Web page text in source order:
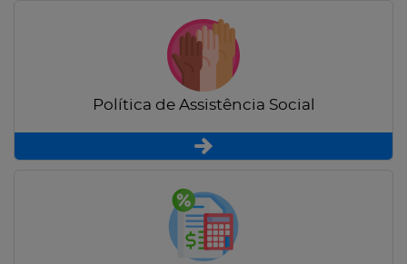
Política de Assistência Social